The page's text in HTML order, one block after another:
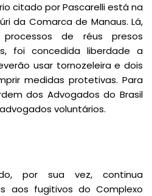
citado por Pascarelli está na
da Comarca de Manaus. Lá,
de réus presos
foi concedida liberdade a
usar tornozeleira e dois
medidas protetivas. Para
dos Advogados do Brasil
voluntários.
por sua vez, continua
aos fugitivos do Complexo